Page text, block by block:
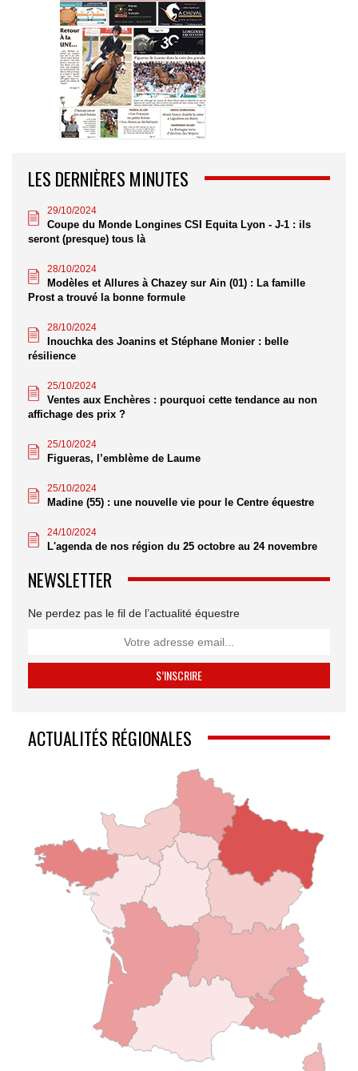
LES DERNIÈRES MINUTES
29/10/2024
Coupe du Monde Longines CSI Equita Lyon - J-1 : ils
seront (presque) tous là
28/10/2024
Modèles et Allures à Chazey sur Ain (01) : La famille
Prost a trouvé la bonne formule
28/10/2024
Inouchka des Joanins et Stéphane Monier : belle
résilience
25/10/2024
Ventes aux Enchères : pourquoi cette tendance au non
affichage des prix ?
25/10/2024
Figueras, l’emblème de Laume
25/10/2024
Madine (55) : une nouvelle vie pour le Centre équestre
24/10/2024
L'agenda de nos région du 25 octobre au 24 novembre
NEWSLETTER
Ne perdez pas le fil de l’actualité équestre
ACTUALITÉS RÉGIONALES